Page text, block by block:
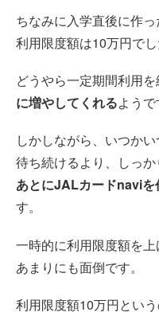
ちなみに入学直後に作
利用限度額は10万円でし
どうやら一定期間利用
に増やしてくれるようで
しかしながら、いつか
待ち続けるより、しっか
あとにJALカードnavi
す。
一時的に利用限度額を上
あまりにも面倒です。
利用限度額10万円とい